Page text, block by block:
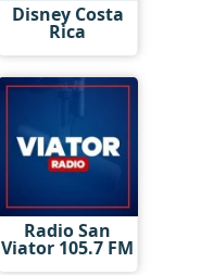
Disney Costa
Rica
Radio San
Viator 105.7 FM